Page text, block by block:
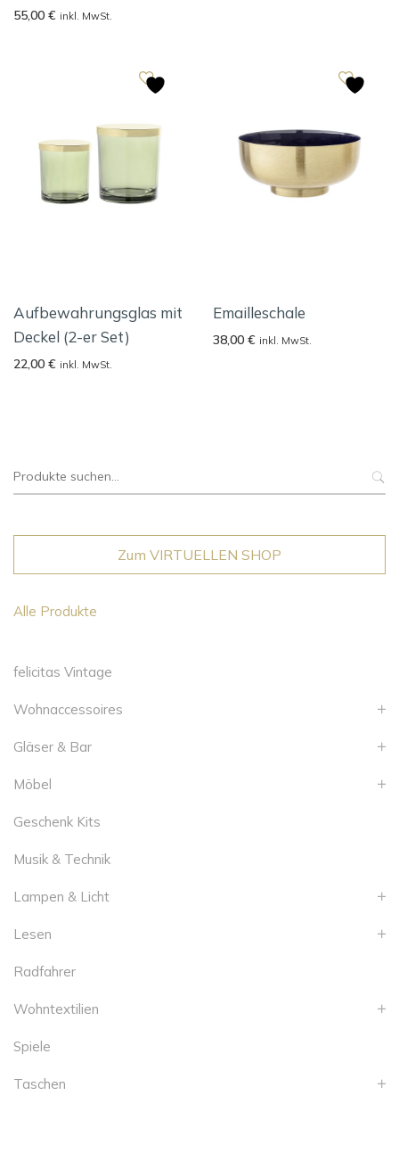
55,00 € inkl. MwSt.
Aufbewahrungsglas mit
Deckel (2-er Set)
22,00 € inkl. MwSt.
Emailleschale
38,00 € inkl. MwSt.
Suche
Zum VIRTUELLEN SHOP
Alle Produkte
felicitas Vintage
Wohnaccessoires
Gläser & Bar
Möbel
Geschenk Kits
Musik & Technik
Lampen & Licht
Lesen
Radfahrer
Wohntextilien
Spiele
Taschen